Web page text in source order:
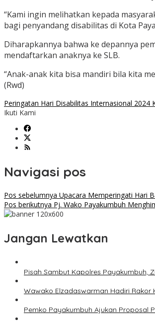
“Kami ingin melihatkan kepada
bagi penyandang disabilitas di Kota
Diharapkannya bahwa ke depannya
mendaftarkan anaknya ke SLB.
“Anak-anak kita bisa mandiri bila kita
(Rwd)
Peringatan Hari Disabilitas Internasional 2024
Ikuti Kami
Navigasi pos
Pos sebelumnya Upacara Memperingati Hari
Pos berikutnya Pj. Wako Payakumbuh
Jangan Lewatkan
Pisah Sambut Kapolres Payakumbuh,
Wawako Elzadaswarman Hadiri Rakor
Pemko Payakumbuh Ajukan Proposal